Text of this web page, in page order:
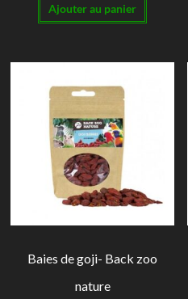
Ajouter au panier
Baies de goji- Back zoo
nature